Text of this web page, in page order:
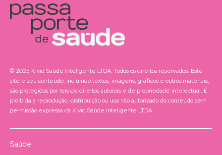
© 2025 Kivid Saúde Inteligente LTDA. Todos os direitos reservados. Este
site e seu conteúdo, incluindo textos, imagens, gráficos e outros materiais,
são protegidos por leis de direitos autorais e de propriedade intelectual. É
proibida a reprodução, distribuição ou uso não autorizado do conteúdo sem
permissão expressa da Kivid Saúde Inteligente LTDA.
Saúde